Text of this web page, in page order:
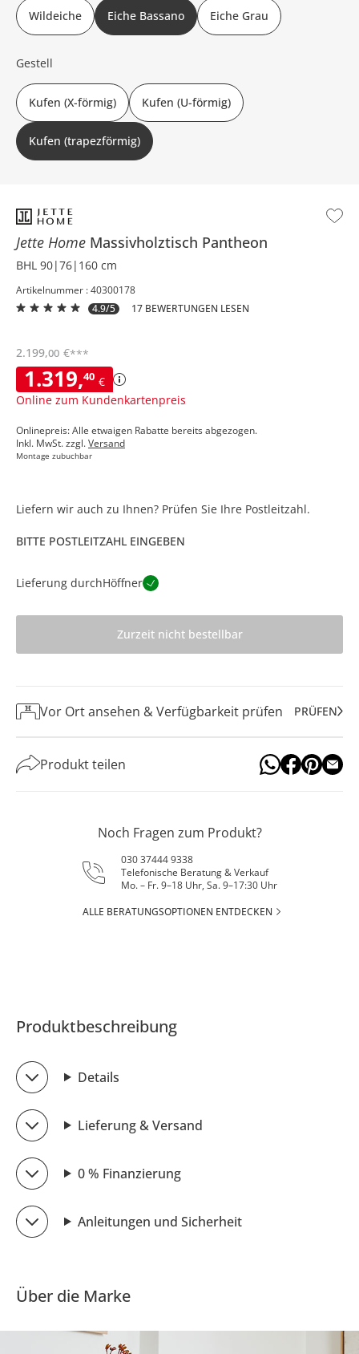
Jette Home Massivholztisch Pantheon
BHL 90|76|160 cm
Artikelnummer : 40300178
4.9/5
17 BEWERTUNGEN LESEN
1.319,40 €
Online zum Kundenkartenpreis
2.199,00 €***
Onlinepreis: Alle etwaigen Rabatte bereits abgezogen.
Inkl. MwSt. zzgl.Versand
Montage zubuchbar
Wildeiche Eiche Bassano Eiche Grau
Gestell
Kufen (X-förmig) Kufen (U-förmig)
Kufen (trapezförmig)
Liefern wir auch zu Ihnen? Prüfen Sie Ihre Postleitzahl.
BITTE POSTLEITZAHL EINGEBEN
Lieferung durchHöffner
Zurzeit nicht bestellbar
Vor Ort ansehen & Verfügbarkeit prüfen PRÜFEN
Produkt teilen
Noch Fragen zum Produkt?
030 37444 9338
Telefonische Beratung & Verkauf
Mo. – Fr. 9–18 Uhr, Sa. 9–17:30 Uhr
ALLE BERATUNGSOPTIONEN ENTDECKEN
Produktbeschreibung
Details
Lieferung & Versand
0 % Finanzierung
Anleitungen und Sicherheit
Über die Marke